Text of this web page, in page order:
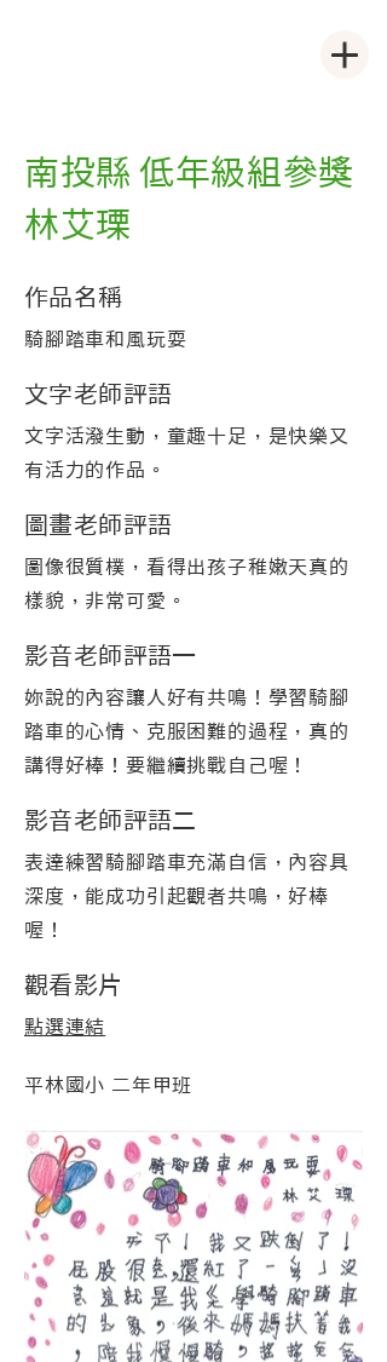
南投縣 低年級組參獎
林艾瑮
作品名稱
騎腳踏車和風玩耍
文字老師評語
文字活潑生動，童趣十足，是快樂又
有活力的作品。
圖畫老師評語
圖像很質樸，看得出孩子稚嫩天真的
樣貌，非常可愛。
影音老師評語一
妳說的內容讓人好有共鳴！學習騎腳
踏車的心情、克服困難的過程，真的
講得好棒！要繼續挑戰自己喔！
影音老師評語二
表達練習騎腳踏車充滿自信，內容具
深度，能成功引起觀者共鳴，好棒
喔！
觀看影片
點選連結
平林國小 二年甲班